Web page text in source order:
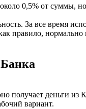
0,5% от суммы,
За все время
правило, нормально
получает деньги
вариант.